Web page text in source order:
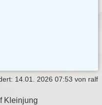
14.01. 2026 07:53 von ralf